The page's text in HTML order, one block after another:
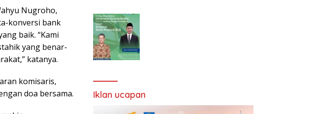
Nugroho,
konversi bank
baik. “Kami
yang benar-
katanya.
komisaris,
doa bersama.
Iklan ucapan